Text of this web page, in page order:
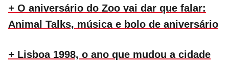
+ O aniversário do Zoo vai dar que falar:
Animal Talks, música e bolo de aniversário
+ Lisboa 1998, o ano que mudou a cidade